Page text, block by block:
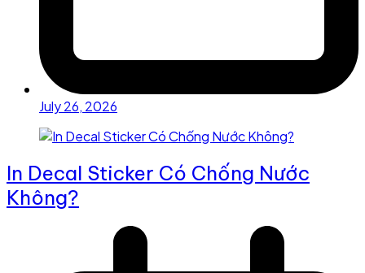
July 26, 2026
In Decal Sticker Có Chống Nước
Không?